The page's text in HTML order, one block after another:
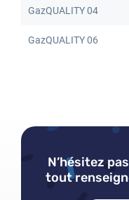
GazQUALITY 04
GazQUALITY 06
N’hésitez
tout